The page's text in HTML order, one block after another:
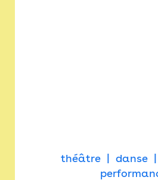
théâtre danse